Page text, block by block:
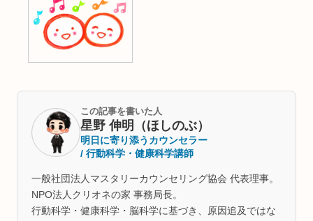
この記事を書いた人
星野 伸明（ほしのぶ）
明日に寄り添うカウンセラー
/ 行動科学・健康科学講師
一般社団法人マスタリーカウンセリング協会 代表理事。
NPO法人クリオネの家 事務局長。
行動科学・健康科学・脳科学に基づき、原因追及ではな